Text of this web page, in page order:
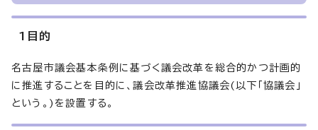
1目的
名古屋市議会基本条例に基づく議会改革を総合的かつ計画的
に推進することを目的に、議会改革推進協議会(以下「協議会」
という。)を設置する。